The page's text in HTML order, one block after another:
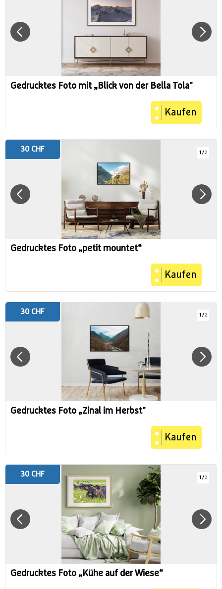
Gedrucktes Foto mit „Blick von der Bella Tola"
Kaufen
1 /2
Gedrucktes Foto „petit mountet“
Kaufen
30 CHF
1 /2
Gedrucktes Foto „Zinal im Herbst"
Kaufen
30 CHF
1 /2
Gedrucktes Foto „Kühe auf der Wiese“
30 CHF